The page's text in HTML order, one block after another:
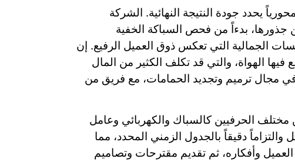
يحدد جودة النتيجة النهائية. الشركة
جذورها، بدءاً من فحص السباكة الخفية
الجمالية التي تعكس ذوق العميل الرفيع. إن
الهواة، والتي قد تكلف الكثير من المال
مجال ترميم وتجديد الحمامات، مع فريق من
مختلف الحرفيين كالسباك والكهربائي وعامل
دقيقاً بالجدول الزمني المحدد، مما
وأفكاره، ثم تقديم مقترحات وتصاميم